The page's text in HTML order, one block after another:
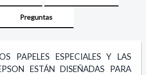
Preguntas
PAPELES ESPECIALES Y LAS
ESTÁN DISEÑADAS PARA